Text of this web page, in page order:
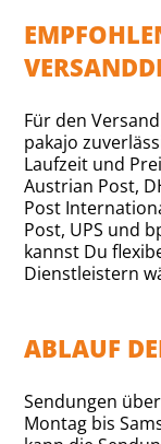
Für den
pakajo
Laufzeit und
Austrian Post,
Post
Post, UPS und
kannst Du
Dienstleistern
ABLAUF
Sendungen
Montag bis